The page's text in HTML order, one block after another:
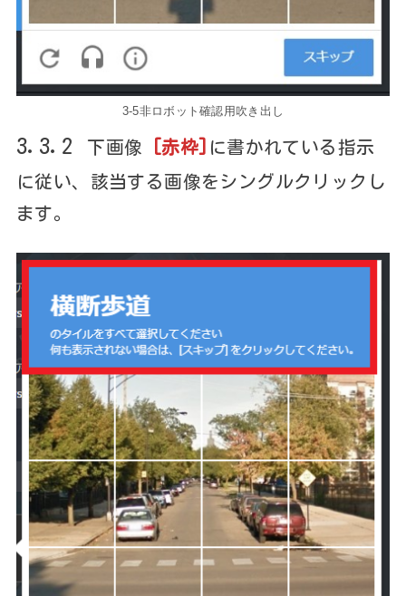
3-5非ロボット確認用吹き出し
3.3.2 下画像 [赤枠]
に書かれている指示
に従い、該当する画像をシングルクリックし
ます。